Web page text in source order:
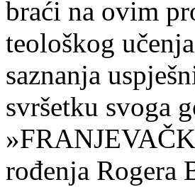
braći na ovim
teološkog
saznanja
svršetku svoga
rođenja Rogera